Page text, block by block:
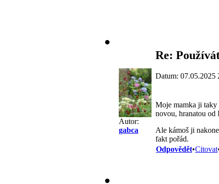
Autor:
gabca
Re:
Datum: 07.05.2025
Moje mamka ji
novou, hranatou od
Ale kámoš ji
fakt pořád.
Odpovědět•Citovat